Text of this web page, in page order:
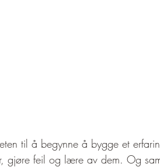
til å begynne å bygge et
gjøre feil og lære av dem. Og